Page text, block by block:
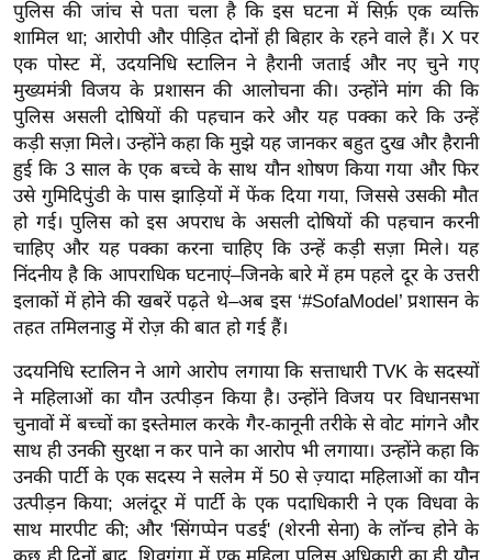
सा
ल
श
ख्सि
य
त
यं
ग
इं
डि
या
हि
त्य
ज
ग
त
ऑ
टो
पुलिस की जांच से पता चला है कि इस घटना में सिर्फ़ एक व्यक्ति
शामिल था; आरोपी और पीड़ित दोनों ही बिहार के रहने वाले हैं। X पर
एक पोस्ट में, उदयनिधि स्टालिन ने हैरानी जताई और नए चुने गए
मुख्यमंत्री विजय के प्रशासन की आलोचना की। उन्होंने मांग की कि
पुलिस असली दोषियों की पहचान करे और यह पक्का करे कि उन्हें
कड़ी सज़ा मिले। उन्होंने कहा कि मुझे यह जानकर बहुत दुख और हैरानी
हुई कि 3 साल के एक बच्चे के साथ यौन शोषण किया गया और फिर
उसे गुमिदिपुंडी के पास झाड़ियों में फेंक दिया गया, जिससे उसकी मौत
हो गई। पुलिस को इस अपराध के असली दोषियों की पहचान करनी
चाहिए और यह पक्का करना चाहिए कि उन्हें कड़ी सज़ा मिले। यह
निंदनीय है कि आपराधिक घटनाएं–जिनके बारे में हम पहले दूर के उत्तरी
इलाकों में होने की खबरें पढ़ते थे–अब इस ‘#SofaModel’ प्रशासन के
तहत तमिलनाडु में रोज़ की बात हो गई हैं।
उदयनिधि स्टालिन ने आगे आरोप लगाया कि सत्ताधारी TVK के सदस्यों
ने महिलाओं का यौन उत्पीड़न किया है। उन्होंने विजय पर विधानसभा
चुनावों में बच्चों का इस्तेमाल करके गैर-कानूनी तरीके से वोट मांगने और
साथ ही उनकी सुरक्षा न कर पाने का आरोप भी लगाया। उन्होंने कहा कि
उनकी पार्टी के एक सदस्य ने सलेम में 50 से ज़्यादा महिलाओं का यौन
उत्पीड़न किया; अलंदूर में पार्टी के एक पदाधिकारी ने एक विधवा के
साथ मारपीट की; और 'सिंगप्पेन पडई' (शेरनी सेना) के लॉन्च होने के